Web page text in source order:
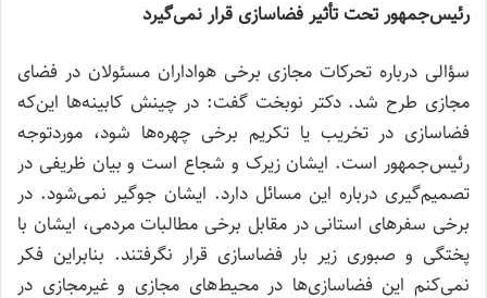
رئیس‌جمهور تحت تأثیر فضاسازی قرار نمی‌گیرد
سؤالی درباره تحرکات مجازی برخی هواداران مسئولان در فضای
مجازی طرح شد. دکتر نوبخت گفت: در چینش کابینه‌ها این‌که
فضاسازی در تخریب یا تکریم برخی چهره‌ها شود، موردتوجه
رئیس‌جمهور است. ایشان زیرک و شجاع است و بیان ظریفی در
تصمیم‌گیری درباره این مسائل دارد. ایشان جوگیر نمی‌شود. در
برخی سفرهای استانی در مقابل برخی مطالبات مردمی، ایشان با
پختگی و صبوری زیر بار فضاسازی قرار نگرفتند. بنابراین فکر
نمی‌کنم این فضاسازی‌ها در محیط‌های مجازی و غیرمجازی در